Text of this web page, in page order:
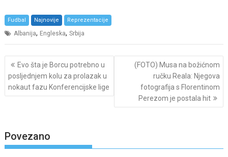
Fudbal Najnovije Reprezentacije
Albanija, Engleska,Srbija
Post
navigation
Evo šta je Borcu potrebno u
posljednjem kolu za prolazak u
nokaut fazu Konferencijske lige
(FOTO) Musa na božićnom
ručku Reala: Njegova
fotografija s Florentinom
Perezom je postala hit
Povezano